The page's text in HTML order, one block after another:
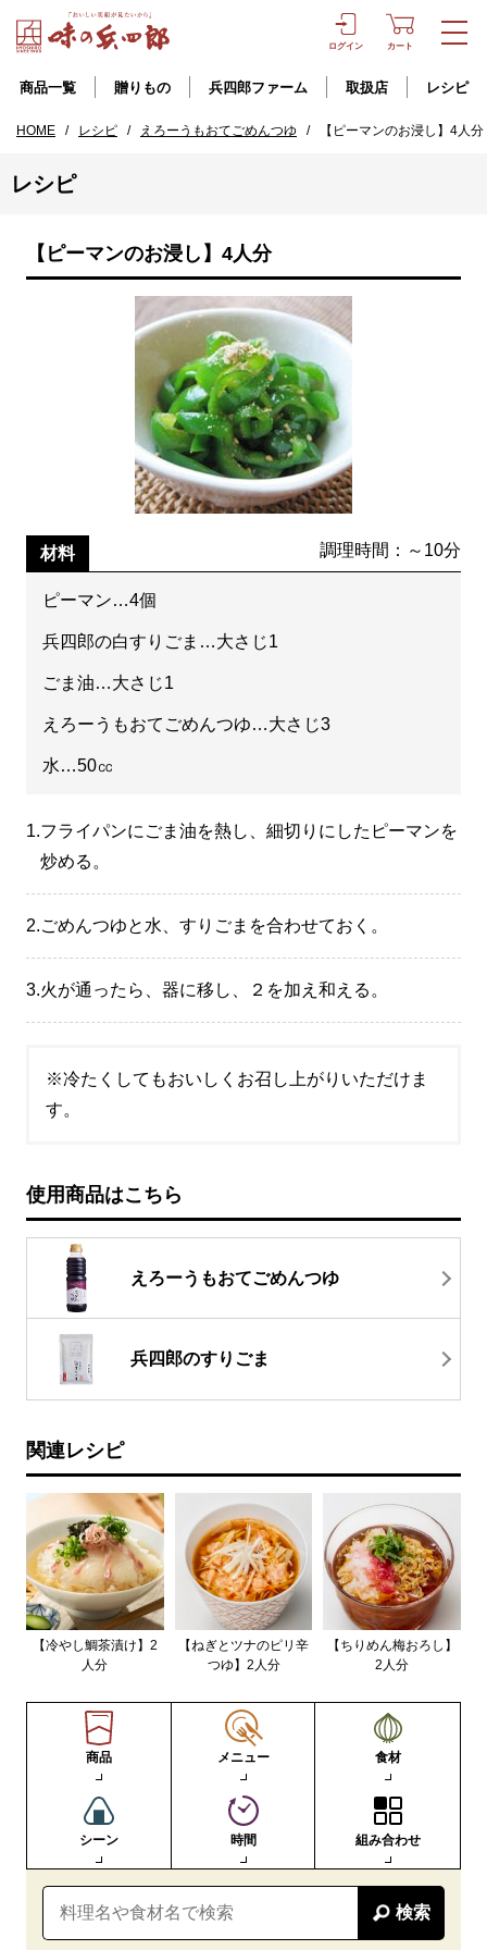
ログイン カート
商品一覧 贈りもの 兵四郎ファーム 取扱店 レシピ
HOME / レシピ / えろーうもおてごめんつゆ / 【ピーマンのお浸し】4人分
レシピ
【ピーマンのお浸し】4人分
材料 調理時間：～10分
ピーマン…4個
兵四郎の白すりごま…大さじ1
ごま油…大さじ1
えろーうもおてごめんつゆ…大さじ3
水…50㏄
1.フライパンにごま油を熱し、細切りにしたピーマンを
炒める。
2.ごめんつゆと水、すりごまを合わせておく。
3.火が通ったら、器に移し、２を加え和える。
※冷たくしてもおいしくお召し上がりいただけま
す。
使用商品はこちら
えろーうもおてごめんつゆ
兵四郎のすりごま
関連レシピ
【冷やし鯛茶漬け】2
人分
【ねぎとツナのピリ辛
つゆ】2人分
【ちりめん梅おろし】
2人分
商品 メニュー 食材
シーン 時間 組み合わせ
検索